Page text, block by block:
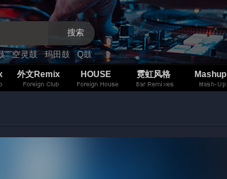
搜索
空灵鼓 玛田鼓 Q鼓
外文Remix HOUSE 霓虹风格 Mashup